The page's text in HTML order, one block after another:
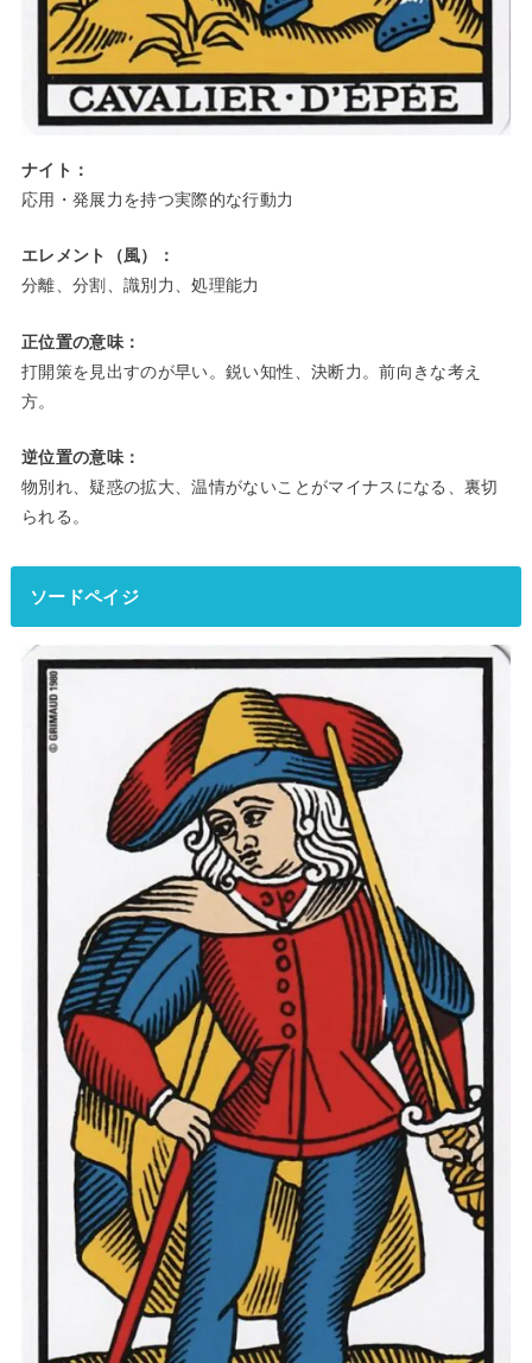
ナイト：
応用・発展力を持つ実際的な行動力
エレメント（風）：
分離、分割、識別力、処理能力
正位置の意味：
打開策を見出すのが早い。鋭い知性、決断力。前向きな考え
方。
逆位置の意味：
物別れ、疑惑の拡大、温情がないことがマイナスになる、裏切
られる。
ソードペイジ